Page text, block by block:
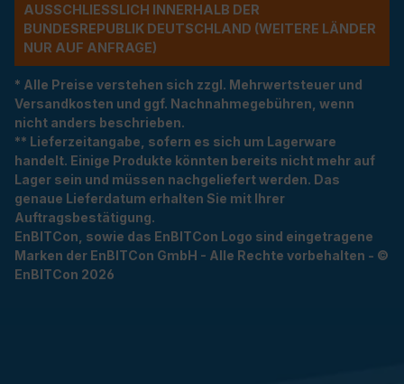
USSCHLIESSLICH INNERHALB DER BU
NDESREPUBLIK DEUTSCHLAND (WEITERE LÄNDER NU
R AUF ANFRAGE)
* Alle Preise verstehen sich zzgl. Mehrwertsteuer und
Versandkosten und ggf. Nachnahmegebühren, wenn
nicht anders beschrieben.
** Lieferzeitangabe, sofern es sich um Lagerware
handelt. Einige Produkte könnten bereits nicht mehr auf
Lager sein und müssen nachgeliefert werden. Das
genaue Lieferdatum erhalten Sie mit Ihrer
Auftragsbestätigung.
EnBITCon, sowie das EnBITCon Logo sind eingetragene
Marken der EnBITCon GmbH - Alle Rechte vorbehalten - ©
EnBITCon 2026